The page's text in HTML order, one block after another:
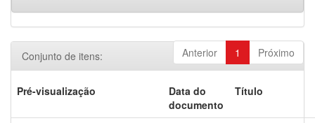
Anterior 1 Próximo
Conjunto de itens:
Pré-visualização
Data do
documento
Título